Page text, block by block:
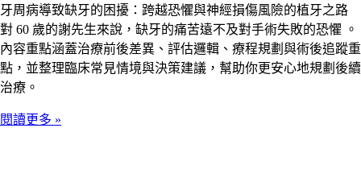
牙周病導致缺牙的困擾：跨越恐懼與神經損傷風險的植牙之路
對 60 歲的謝先生來說，缺牙的痛苦遠不及對手術失敗的恐懼 。
內容重點涵蓋治療前後差異、評估邏輯、療程規劃與術後追蹤重
點，並整理臨床常見情境與決策建議，幫助你更安心地規劃後續
治療。
閱讀更多 »